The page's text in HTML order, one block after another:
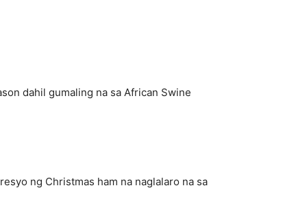
dahil gumaling na sa African Swine
ng Christmas ham na naglalaro na sa